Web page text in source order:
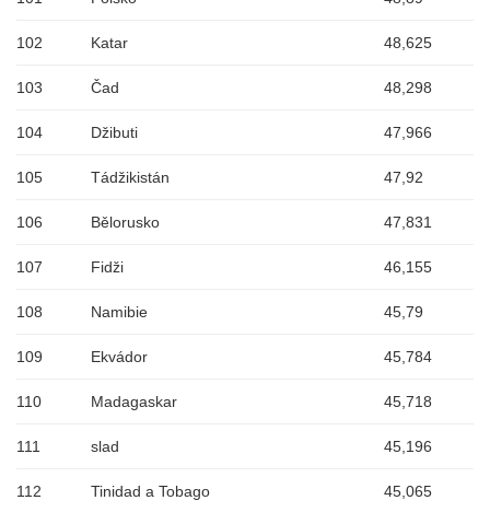
102 Katar 48,625
103 Čad 48,298
104 Džibuti 47,966
105 Tádžikistán 47,92
106 Bělorusko 47,831
107 Fidži 46,155
108 Namibie 45,79
109 Ekvádor 45,784
110 Madagaskar 45,718
111 slad 45,196
112 Tinidad a Tobago 45,065